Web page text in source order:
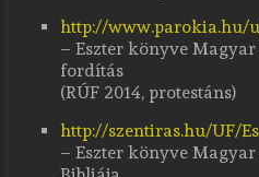
http://www.parokia.hu/
– Eszter könyve
fordítás
(RÚF 2014, protestáns)
http://szentiras.hu/UF/
– Eszter könyve